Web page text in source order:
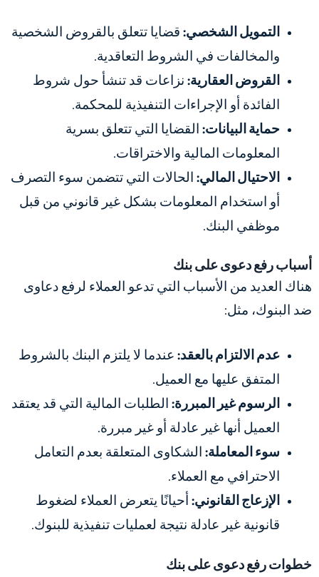
التمويل الشخصي: قضايا تتعلق بالقروض الشخصية
والمخالفات في الشروط التعاقدية.
القروض العقارية: نزاعات قد تنشأ حول شروط
الفائدة أو الإجراءات التنفيذية للمحكمة.
حماية البيانات: القضايا التي تتعلق بسرية
المعلومات المالية والاختراقات.
الاحتيال المالي: الحالات التي تتضمن سوء التصرف
أو استخدام المعلومات بشكل غير قانوني من قبل
موظفي البنك.
أسباب رفع دعوى على بنك
هناك العديد من الأسباب التي تدعو العملاء لرفع دعاوى
ضد البنوك، مثل:
عدم الالتزام بالعقد: عندما لا يلتزم البنك بالشروط
المتفق عليها مع العميل.
الرسوم غير المبررة: الطلبات المالية التي قد يعتقد
العميل أنها غير عادلة أو غير مبررة.
سوء المعاملة: الشكاوى المتعلقة بعدم التعامل
الاحترافي مع العملاء.
الإزعاج القانوني: أحيانًا يتعرض العملاء لضغوط
قانونية غير عادلة نتيجة لعمليات تنفيذية للبنوك.
خطوات رفع دعوى على بنك